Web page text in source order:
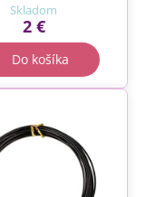
Skladom
2 €
Do košíka